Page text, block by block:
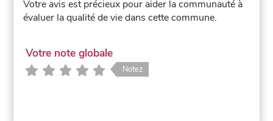
Votre avis est précieux pour aider la communauté à
évaluer la qualité de vie dans cette commune.
Votre note globale
Notez